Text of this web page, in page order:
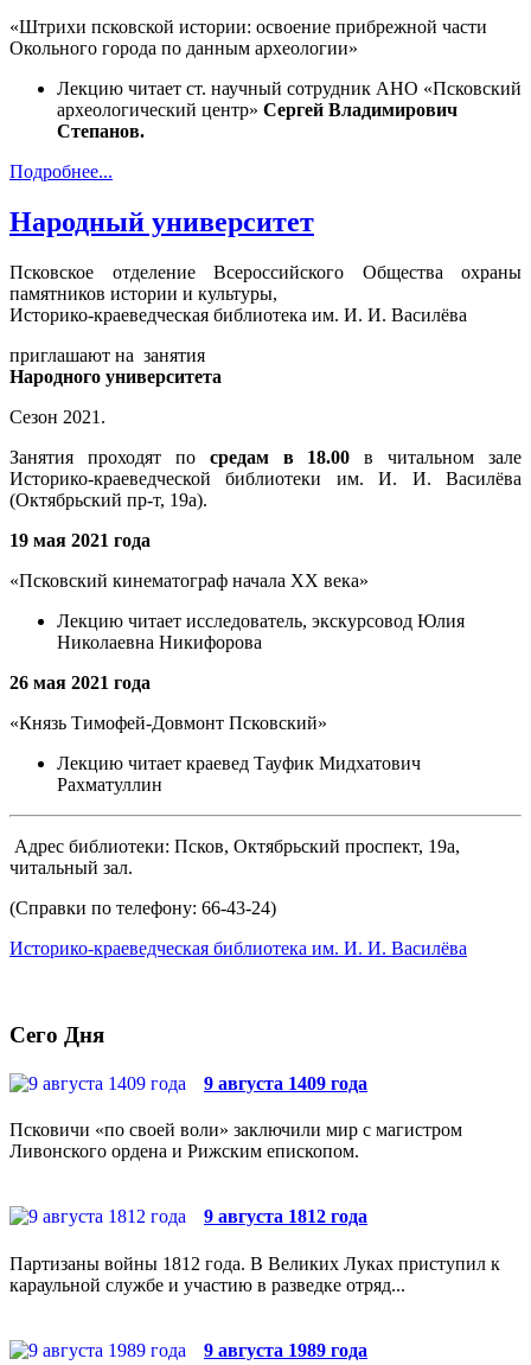
«Штрихи псковской истории: освоение прибрежной части
Окольного города по данным археологии»
Лекцию читает ст. научный сотрудник АНО «Псковский
археологический центр» Сергей Владимирович
Степанов.
Подробнее...
Народный университет
Псковское отделение Всероссийского Общества охраны
памятников истории и культуры,
Историко-краеведческая библиотека им. И. И. Василёва
приглашают на занятия
Народного университета
Сезон 2021.
Занятия проходят посредам в 18.00 в читальном зале
Историко-краеведческой библиотеки им. И. И. Василёва
(Октябрьский пр-т, 19а).
19 мая 2021 года
«Псковский кинематограф начала XX века»
Лекцию читает исследователь, экскурсовод Юлия
Николаевна Никифорова
26 мая 2021 года
«Князь Тимофей-Довмонт Псковский»
Лекцию читает краевед Тауфик Мидхатович
Рахматуллин
Адрес библиотеки: Псков, Октябрьский проспект, 19а,
читальный зал.
(Справки по телефону: 66-43-24)
Историко-краеведческая библиотека им. И. И. Василёва
Сего Дня
9 августа 1409 года
Псковичи «по своей воли» заключили мир с магистром
Ливонского ордена и Рижским епископом.
9 августа 1812 года
Партизаны войны 1812 года. В Великих Луках приступил к
караульной службе и участию в разведке отряд...
9 августа 1989 года